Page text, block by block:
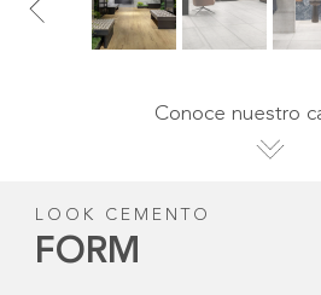
Conoce nuestro
LOOK CEMENTO
FORM